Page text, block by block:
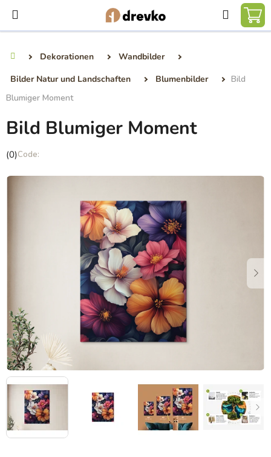
Inhalt
springen
Suchen
Dekorationen
Wandbilder
Bilder Natur und Landschaften
Blumenbilder
Bild
Blumiger Moment
Bild Blumiger Moment
Die
Produktbewertung
(0)